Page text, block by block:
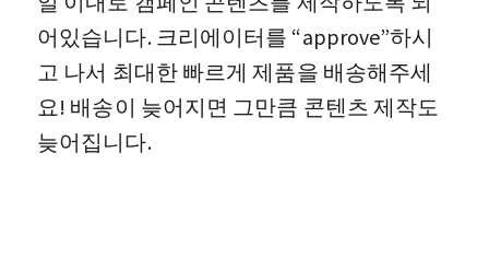
어있습니다. 크리에이터를 “approve”하시
고 나서 최대한 빠르게 제품을 배송해주세
요! 배송이 늦어지면 그만큼 콘텐츠 제작도
늦어집니다.